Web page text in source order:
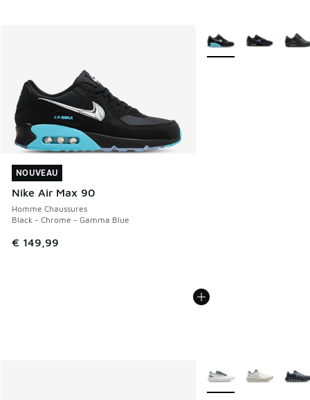
NOUVEAU
Nike Air Max 90
Homme Chaussures
Black - Chrome - Gamma Blue
€ 149,99
NOUVEAU
Plus de couleurs
Plus de couleurs